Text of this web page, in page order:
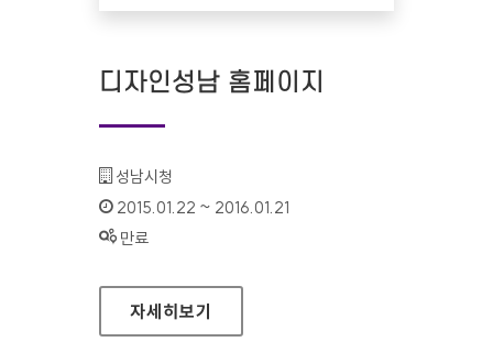
디자인성남 홈페이지
기관명 :
성남시청
인증기간 :
2015.01.22 ~ 2016.01.21
상태 :
만료
디자인성남 홈페이지
자세히보기